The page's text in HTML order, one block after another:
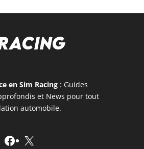
en Sim Racing: Guides
et News pour tout
automobile.
Facebook
X